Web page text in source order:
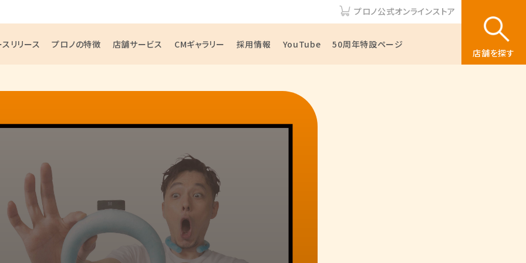
プロノ公式オンラインストア
リリース プロノの特徴 店舗サービス CMギャラリー 採用情報 YouTube 50周年特設ページ
店舗を探す